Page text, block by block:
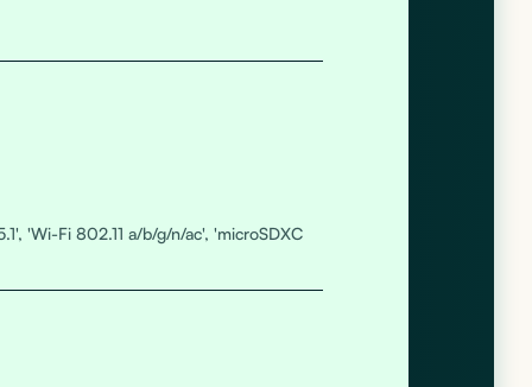
'Wi-Fi 802.11 a/b/g/n/ac', 'microSDXC